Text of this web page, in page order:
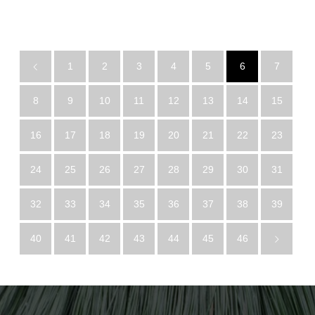
1 2 3 4 5 6 7
8 9 10 11 12 13 14 15
16 17 18 19 20 21 22 23
24 25 26 27 28 29 30 31
32 33 34 35 36 37 38 39
40 41 42 43 44 45 46